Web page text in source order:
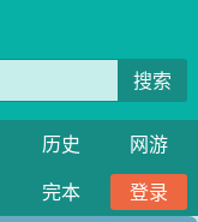
搜索
历史
网游
完本
登录